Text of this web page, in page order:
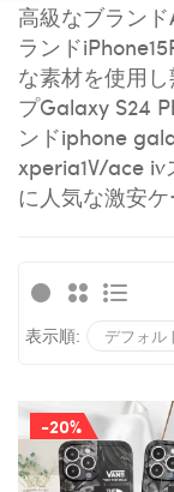
高級なブラン
ランド
な素材を使用
プGalaxy S24
ンドiphone
xperia1V/ace
に人気な激安ケ
表示順:
-20%